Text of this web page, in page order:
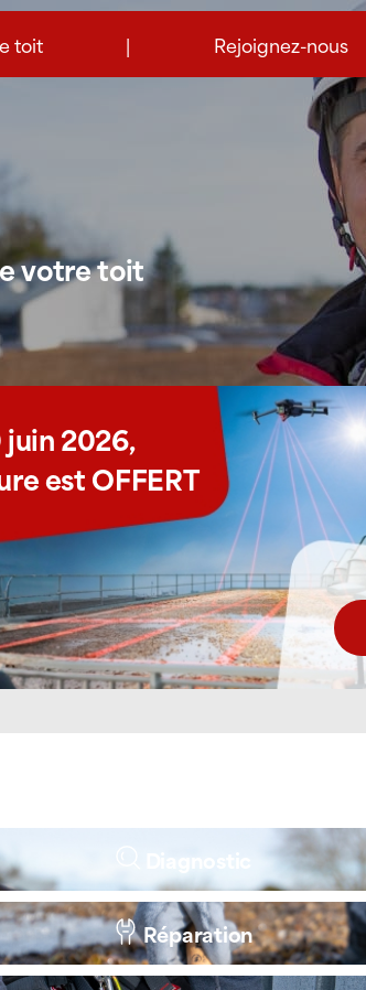
toit | Rejoignez-nous
votre toit
juin 2026,
est OFFERT
Diagnostic
Réparation